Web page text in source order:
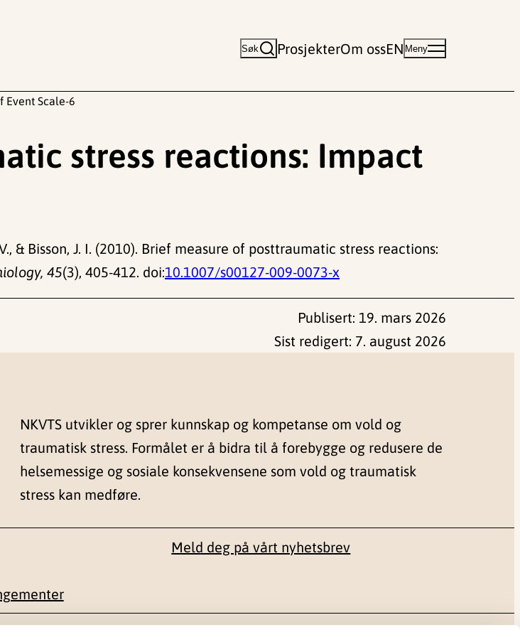
Søk ProsjekterOm ossEN Meny
Event Scale-6
stress reactions: Impact
& Bisson, J. I. (2010). Brief measure of posttraumatic stress reactions:
45(3), 405-412. doi:10.1007/s00127-009-0073-x
Publisert: 19. mars 2026
Sist redigert: 7. august 2026
NKVTS utvikler og sprer kunnskap og kompetanse om vold og
traumatisk stress. Formålet er å bidra til å forebygge og redusere de
helsemessige og sosiale konsekvensene som vold og traumatisk
stress kan medføre.
Meld deg på vårt nyhetsbrev